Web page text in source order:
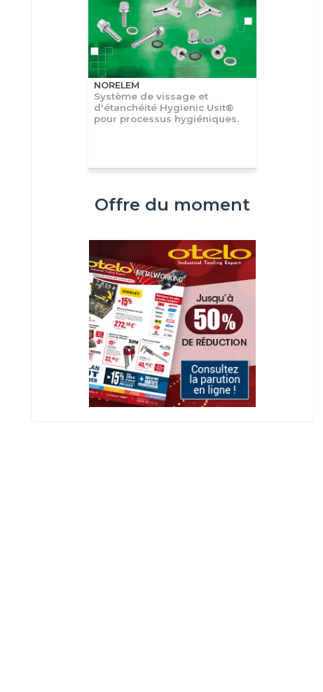
NORELEM
Système de vissage et
d'étanchéité Hygienic Usit®
pour processus hygiéniques.
Offre du moment